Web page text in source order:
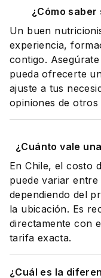
¿Cómo
Un buen
experiencia,
contigo.
pueda ofrecerte
ajuste a tus
opiniones de otros
¿Cuánto vale
En Chile, el costo
puede variar
dependiendo del
la ubicación. Es
directamente con
tarifa exacta.
¿Cuál es la